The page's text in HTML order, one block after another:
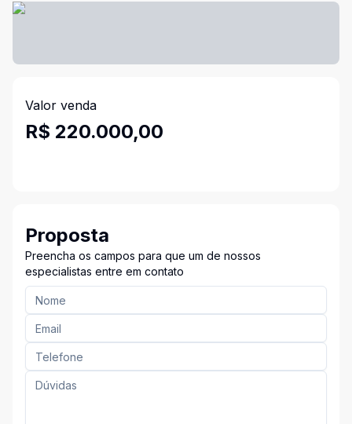
Valor venda
R$ 220.000,00
Proposta
Preencha os campos para que um de nossos
especialistas entre em contato